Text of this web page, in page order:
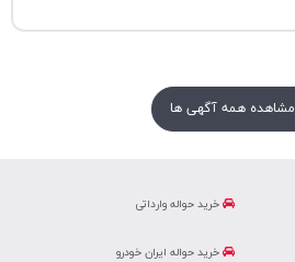
مشاهده همه آگهی ها
خرید حواله وارداتی
خرید حواله ایران خودرو